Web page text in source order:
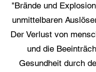
"Brände und
unmittelbaren
Der Verlust von
und die
Gesundheit durch